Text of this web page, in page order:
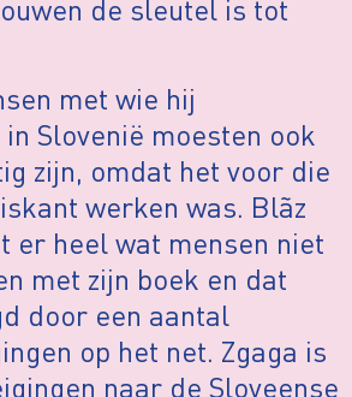
de sleutel is tot
met wie hij
Slovenië moesten ook
zijn, omdat het voor die
werken was. Blãz
er heel wat mensen niet
met zijn boek en dat
door een aantal
op het net. Zgaga is
naar de Sloveense